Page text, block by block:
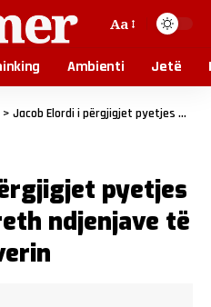
Aa
Ambienti Jetë
> Jacob Elordi i përgjigjet pyetjes më të madhe rreth ndjenjave të Feliksit për Oliverin
pyetjes
ndjenjave të